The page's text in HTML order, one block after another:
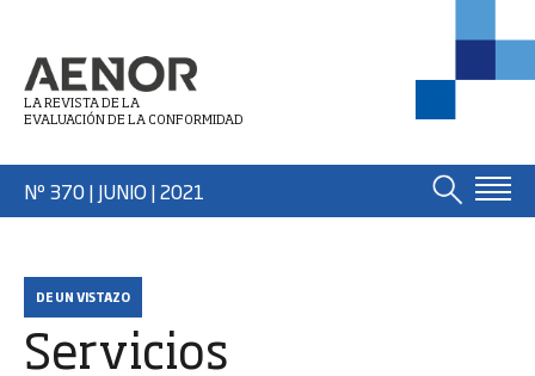
LA REVISTA DE LA
EVALUACIÓN DE LA CONFORMIDAD
Nº 370 | JUNIO| 2021
DE UN VISTAZO
Servicios